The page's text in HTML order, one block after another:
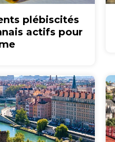
plébiscités
actifs pour